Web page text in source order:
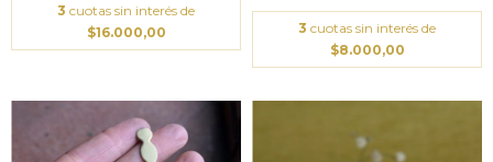
3 cuotas sin interés de
$16.000,00
3 cuotas sin interés de
$8.000,00